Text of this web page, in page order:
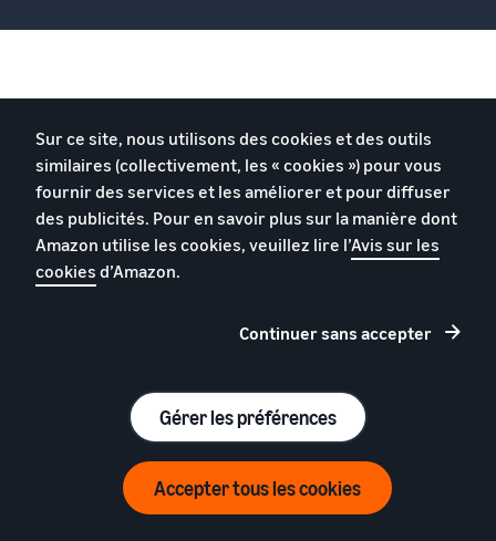
Seller University
Seller University est une librairie unique pour tous
vos besoins d'apprentissage. Ses ressources
pédagogiques aident les marques, les entreprises
et les entrepreneurs à apprendre comment
Visiter Seller University
Sur ce site, nous utilisons des cookies et des outils
similaires (collectivement, les « cookies ») pour vous
fournir des services et les améliorer et pour diffuser
des publicités. Pour en savoir plus sur la manière dont
Amazon utilise les cookies, veuillez lire l’Avis sur les
cookies d’Amazon.
Continuer sans accepter
Gérer les préférences
Accepter tous les cookies